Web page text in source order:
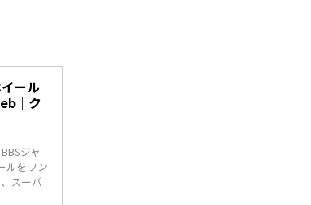
ール
｜ク
ジャ
ルをワン
スーパ